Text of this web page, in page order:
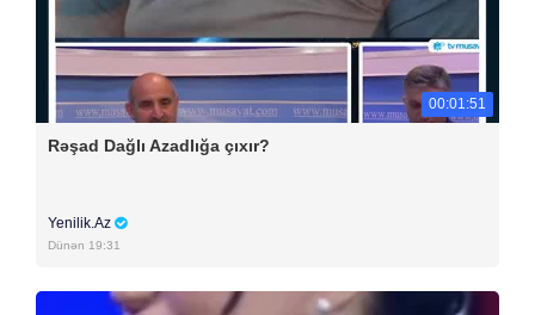
00:01:51
Rəşad Dağlı Azadlığa çıxır?
Yenilik.Az
Dünən 19:31